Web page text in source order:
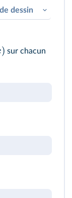
dessin
) sur chacun